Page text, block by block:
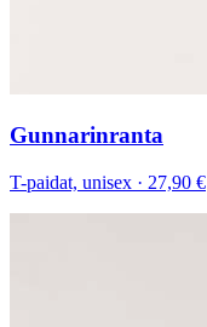
Gunnarinranta
T-paidat, unisex · 27,90 €